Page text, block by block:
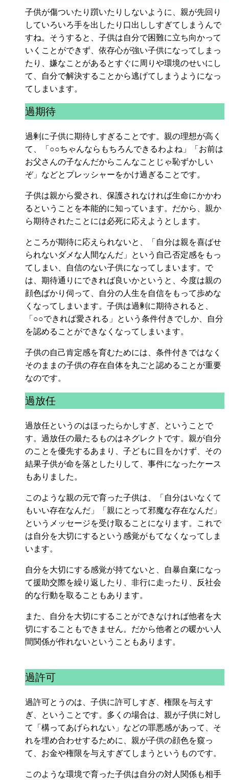
子供が傷ついたり躓いたりしないように、親が先回り
していろいろ手を出したり口出ししすぎてしまうんで
すね。そうすると、子供は自分で困難に立ち向かって
いくことができず、依存心が強い子供になってしまっ
たり、嫌なことがあるとすぐに周りや環境のせいにし
て、自分で解決することから逃げてしまうようになっ
てしまいます。
過期待
過剰に子供に期待しすぎることです。親の理想が高く
て、「○○ちゃんならもちろんできるわよね」「お前は
お父さんの子なんだからこんなことじゃ恥ずかしい
ぞ」などとプレッシャーをかけ過ぎることです。
子供は親から愛され、保護されなければ生命にかかわ
るということを本能的に知っています。だから、親か
ら期待されたことには必死に応えようとします。
ところが期待に応えられないと、「自分は親を喜ばせ
られないダメな人間なんだ」という自己否定感をもっ
てしまい、自信のない子供になってしまいます。で
は、期待通りにできれば良いかというと、今度は親の
顔色ばかり伺って、自分の人生を自信をもって歩めな
くなってしまいます。子供は過剰に期待されると、
「○○できれば愛される」という条件付きでしか、自分
を認めることができなくなってしまいます。
子供の自己肯定感を育むためには、条件付きではなく
そのままの子供の存在自体を丸ごと認めることが重要
なのです。
過放任
過放任というのはほったらかしすぎ、ということで
す。過放任の最たるものはネグレクトです。親が自分
のことを優先するあまり、子どもに目をかけず、その
結果子供が命を落としたりして、事件になったケース
もありました。
このような親の元で育った子供は、「自分はいなくて
もいい存在なんだ」「親にとって邪魔な存在なんだ」
というメッセージを受け取ることになります。これで
は自分を大切にするという感覚がもてなくなってしま
います。
自分を大切にする感覚が持てないと、自暴自棄になっ
て援助交際を繰り返したり、非行に走ったり、反社会
的な行動を取ることもあります。
また、自分を大切にすることができなければ他者を大
切にすることもできません。だから他者との暖かい人
間関係が作れないということもあります。
過許可
過許可とうのは、子供に許可しすぎ、権限を与えす
ぎ、ということです。多くの場合は、親が子供に対し
て「構ってあげられない」などの罪悪感があって、そ
れを埋め合わせするために、親が子供の顔色を窺っ
て、お金や権限を与えすぎてしまうというものです。
このような環境で育った子供は自分の対人関係も相手